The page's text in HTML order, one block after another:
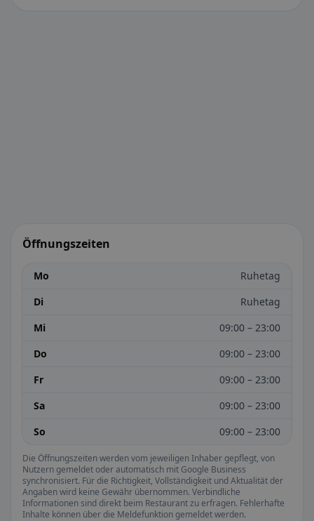
Öffnungszeiten
Mo
Ruhetag
Di
Ruhetag
Mi
09:00 – 23:00
Do
09:00 – 23:00
Fr
09:00 – 23:00
Sa
09:00 – 23:00
So
09:00 – 23:00
Die Öffnungszeiten werden vom jeweiligen Inhaber gepflegt, von
Nutzern gemeldet oder automatisch mit Google Business
synchronisiert. Für die Richtigkeit, Vollständigkeit und Aktualität der
Angaben wird keine Gewähr übernommen. Verbindliche
Informationen sind direkt beim Restaurant zu erfragen. Fehlerhafte
Inhalte können über die Meldefunktion gemeldet werden.